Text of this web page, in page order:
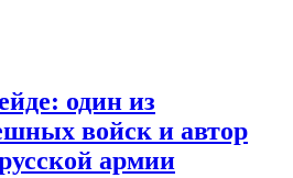
один из
войск и автор
армии